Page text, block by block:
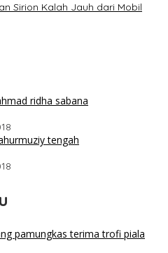
Sirion Kalah Jauh dari Mobil